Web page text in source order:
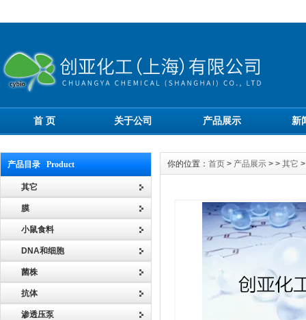
首 页 关于公司 产品展示 新
产品目录 Product
其它
膜
小鼠食料
DNA和细胞
菌株
抗体
渗透压泵
你的位置： 首页 > 产品展示 > > 其它